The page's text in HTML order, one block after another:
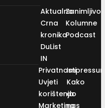
Aktualno
Crna
kronika
DuList
IN
Kolumne
Podcast
Privatnosti
Uvjeti
korištenja
Marketing
Kako
do
nas